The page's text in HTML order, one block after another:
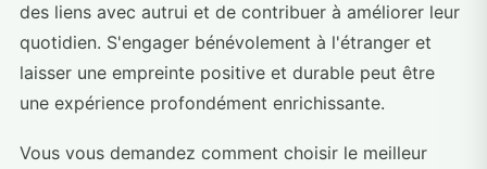
des liens avec autrui et de contribuer à améliorer leur
quotidien. S'engager bénévolement à l'étranger et
laisser une empreinte positive et durable peut être
une expérience profondément enrichissante.
Vous vous demandez comment choisir le meilleur